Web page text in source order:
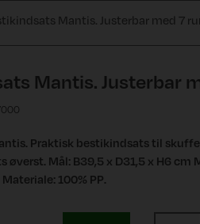
Mantis. Justerbar med 7
Mantis. Justerbar
Praktisk bestikindsats til
øverst. Mål: B39,5 x D31,5 x H6 cm
100% PP.